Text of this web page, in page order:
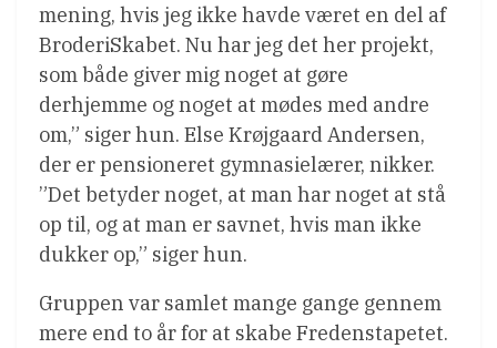
mening, hvis jeg ikke havde været en del af
BroderiSkabet. Nu har jeg det her projekt,
som både giver mig noget at gøre
derhjemme og noget at mødes med andre
om,” siger hun. Else Krøjgaard Andersen,
der er pensioneret gymnasielærer, nikker.
”Det betyder noget, at man har noget at stå
op til, og at man er savnet, hvis man ikke
dukker op,” siger hun.
Gruppen var samlet mange gange gennem
mere end to år for at skabe Fredenstapetet.